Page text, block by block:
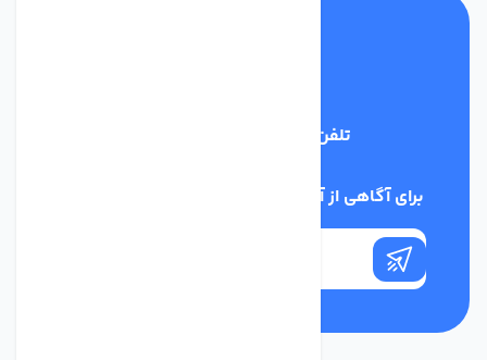
تلفن پشتیبانی
برای آگاهی از آخرین اخبار در خبرنامه ما عضو شوید